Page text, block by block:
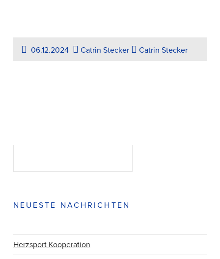
06.12.2024 Catrin Stecker Catrin Stecker
NEUESTE NACHRICHTEN
Herzsport Kooperation